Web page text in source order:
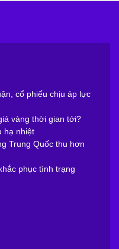
cổ phiếu chịu áp lực
vàng thời gian tới?
hạ nhiệt
Trung Quốc thu hơn
phục tình trạng